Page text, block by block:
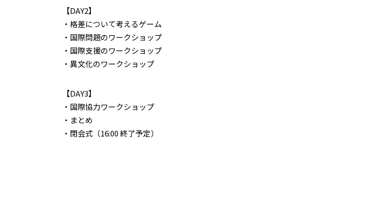
【DAY2】
・格差について考えるゲーム
・国際問題のワークショップ
・国際支援のワークショップ
・異文化のワークショップ
【DAY3】
・国際協力ワークショップ
・まとめ
・閉会式（16:00 終了予定）